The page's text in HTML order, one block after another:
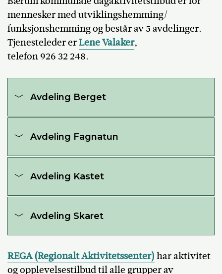
mennesker med utviklingshemming/
funksjonshemming og består av 5 avdelinger.
Tjenesteleder erLene Valaker,
telefon 926 32 248.
Avdeling Berget
Avdeling Fagnatun
Avdeling Kastet
Avdeling Skaret
REGA (Regionalt Aktivitetssenter)har aktivitet
og opplevelsestilbud til alle grupper av